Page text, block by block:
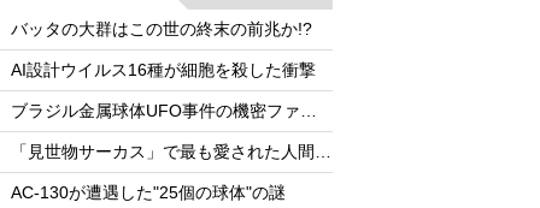
・
バッタの大群はこの世の終末の前兆か!?
・
AI設計ウイルス16種が細胞を殺した衝撃
・
・
・
AC-130が遭遇した"25個の球体"の謎